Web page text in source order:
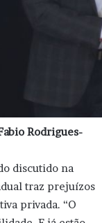
Rodrigues-
discutido na
traz prejuízos
privada. “O